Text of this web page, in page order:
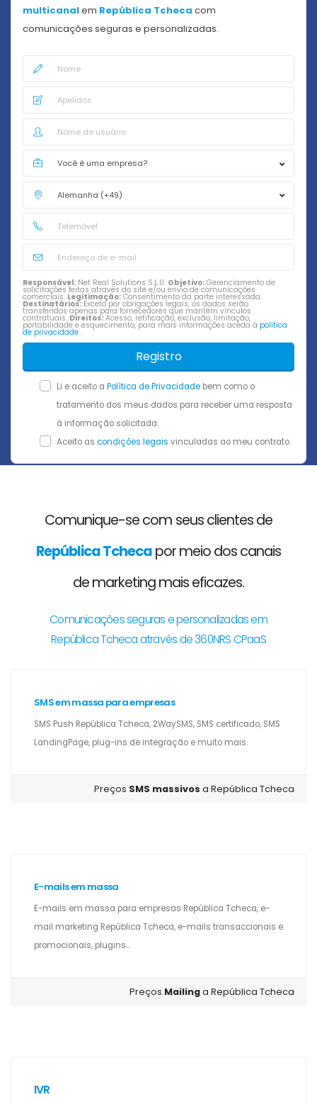
multicanalem República Tcheca com
comunicações seguras e personalizadas.
Responsável: Net Real Solutions S.L.U. Objetivo: Gerenciamento de
solicitações feitas através do site e/ou envio de comunicações
comerciais. Legitimação: Consentimento da parte interessada.
Destinatários: Exceto por obrigações legais, os dados serão
transferidos apenas para fornecedores que mantêm vínculos
contratuais. Direitos: Acesso, retificação, exclusão, limitação,
portabilidade e esquecimento, para mais informações aceda à política
de privacidade .
Registro
Li e aceito a Política de Privacidade bem como o
tratamento dos meus dados para receber uma resposta
à informação solicitada.
Aceito as condições legais vinculadas ao meu contrato.
Comunique-se com seus clientes de
República Tchecapor meio dos canais
de marketing mais eficazes.
Comunicações seguras e personalizadas em
República Tcheca através de 360NRS CPaaS
SMS em massa para empresas
SMS Push República Tcheca, 2WaySMS, SMS certificado, SMS
LandingPage, plug-ins de integração e muito mais.
Preços SMS massivosa República Tcheca
E-mails em massa
E-mails em massa para empresas República Tcheca, e-
mail marketing República Tcheca, e-mails transaccionais e
promocionais, plugins...
Preços Mailinga República Tcheca
IVR